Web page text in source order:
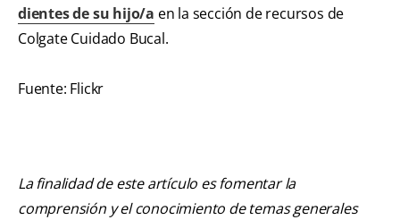
dientes de su hijo/a en la sección de recursos de
Colgate Cuidado Bucal.
Fuente: Flickr
La finalidad de este artículo es fomentar la
comprensión y el conocimiento de temas generales